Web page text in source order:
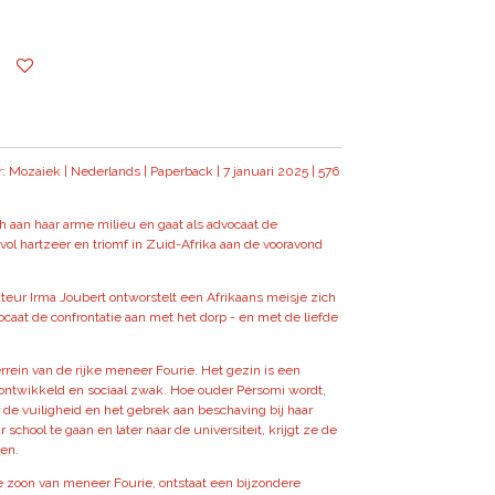
| Nederlands | Paperback | 7 januari 2025 | 576
haar arme milieu en gaat als advocaat de
hartzeer en triomf in Zuid-Afrika aan de vooravond
Irma Joubert ontworstelt een Afrikaans meisje zich
de confrontatie aan met het dorp - en met de liefde
van de rijke meneer Fourie. Het gezin is een
en sociaal zwak. Hoe ouder Pérsomi wordt,
vuiligheid en het gebrek aan beschaving bij haar
te gaan en later naar de universiteit, krijgt ze de
van meneer Fourie, ontstaat een bijzondere